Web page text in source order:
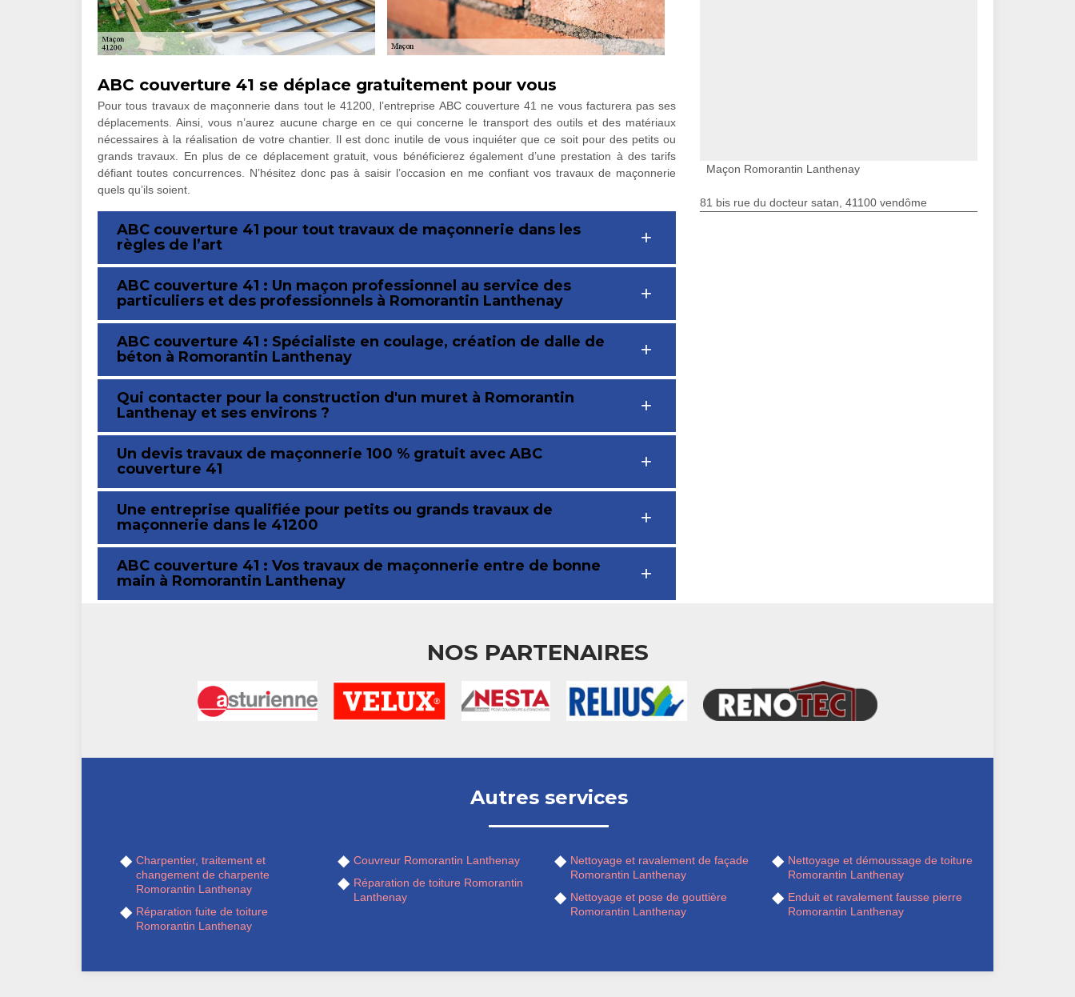
ABC couverture 41 se déplace gratuitement pour vous
Pour tous travaux de maçonnerie dans tout le 41200, l’entreprise ABC couverture 41 ne vous facturera pas ses
déplacements. Ainsi, vous n’aurez aucune charge en ce qui concerne le transport des outils et des matériaux
nécessaires à la réalisation de votre chantier. Il est donc inutile de vous inquiéter que ce soit pour des petits ou
grands travaux. En plus de ce déplacement gratuit, vous bénéficierez également d’une prestation à des tarifs
défiant toutes concurrences. N’hésitez donc pas à saisir l’occasion en me confiant vos travaux de maçonnerie
quels qu’ils soient.
ABC couverture 41 pour tout travaux de maçonnerie dans les
règles de l’art
ABC couverture 41 : Un maçon professionnel au service des
particuliers et des professionnels à Romorantin Lanthenay
ABC couverture 41 : Spécialiste en coulage, création de dalle de
béton à Romorantin Lanthenay
Qui contacter pour la construction d'un muret à Romorantin
Lanthenay et ses environs ?
Un devis travaux de maçonnerie 100 % gratuit avec ABC
couverture 41
Une entreprise qualifiée pour petits ou grands travaux de
maçonnerie dans le 41200
ABC couverture 41 : Vos travaux de maçonnerie entre de bonne
main à Romorantin Lanthenay
Maçon Romorantin Lanthenay
81 bis rue du docteur satan, 41100 vendôme
NOS PARTENAIRES
Autres services
Charpentier, traitement et
changement de charpente
Romorantin Lanthenay
Réparation fuite de toiture
Romorantin Lanthenay
Couvreur Romorantin Lanthenay
Réparation de toiture Romorantin
Lanthenay
Nettoyage et ravalement de façade
Romorantin Lanthenay
Nettoyage et pose de gouttière
Romorantin Lanthenay
Nettoyage et démoussage de toiture
Romorantin Lanthenay
Enduit et ravalement fausse pierre
Romorantin Lanthenay